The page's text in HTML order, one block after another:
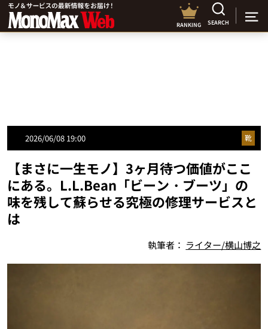
RANKING SEARCH
2026/06/08 19:00 靴
【まさに一生モノ】3ヶ月待つ価値がここ
にある。L.L.Bean「ビーン・ブーツ」の
味を残して蘇らせる究極の修理サービスと
は
執筆者： ライター/横山博之